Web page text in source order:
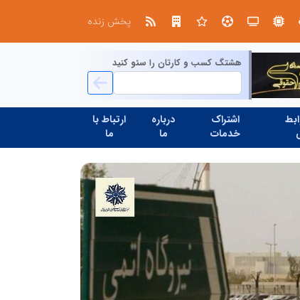
نظارت عالیه بهام توانیر
پخش زنده
هشتگ کسب و کارتان را سئو کنید
اشتراک
خدمات
درباره
ما
ارتباط با
ما